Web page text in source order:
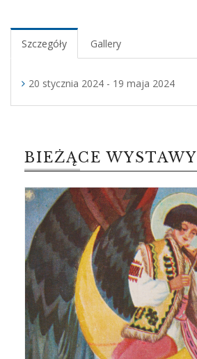
Szczegóły Gallery
20 stycznia 2024 - 19 maja 2024
BIEŻĄCE WYSTAWY